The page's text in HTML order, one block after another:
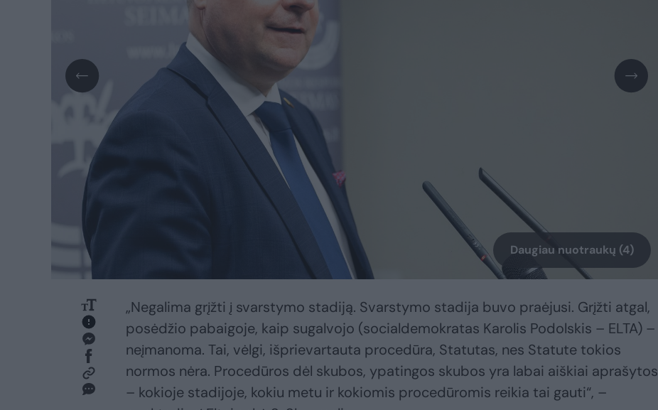
Daugiau nuotraukų (4)
„Negalima grįžti į svarstymo stadiją. Svarstymo stadija buvo praėjusi. Grįžti atgal,
posėdžio pabaigoje, kaip sugalvojo (socialdemokratas Karolis Podolskis – ELTA) –
neįmanoma. Tai, vėlgi, išprievartauta procedūra, Statutas, nes Statute tokios
normos nėra. Procedūros dėl skubos, ypatingos skubos yra labai aiškiai aprašytos
– kokioje stadijoje, kokiu metu ir kokiomis procedūromis reikia tai gauti“, –